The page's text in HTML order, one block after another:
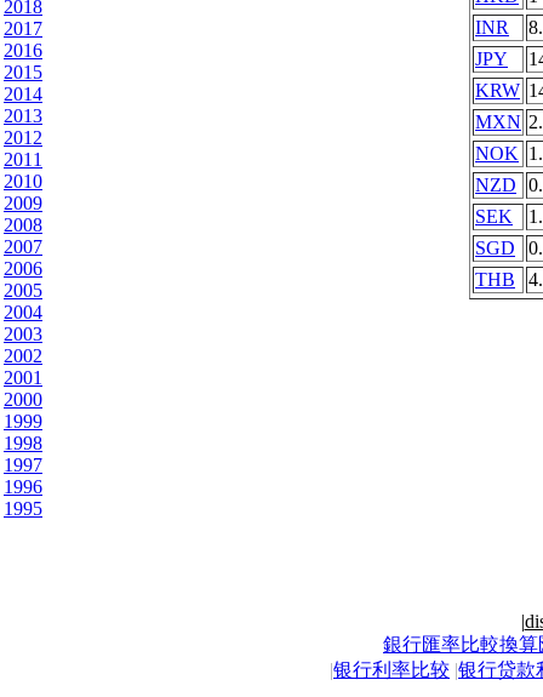
2018
2017
2016
2015
2014
2013
2012
2011
2010
2009
2008
2007
2006
2005
2004
2003
2002
2001
2000
1999
1998
1997
1996
1995
INR
JPY
KRW
MXN
NOK
NZD
SEK
SGD
THB
|
銀行匯率比較換算
|银行利率比较 |银行贷款